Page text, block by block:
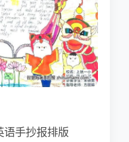
语手抄报排版